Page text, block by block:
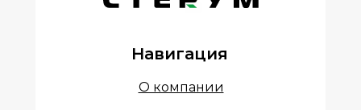
О компании
Навигация